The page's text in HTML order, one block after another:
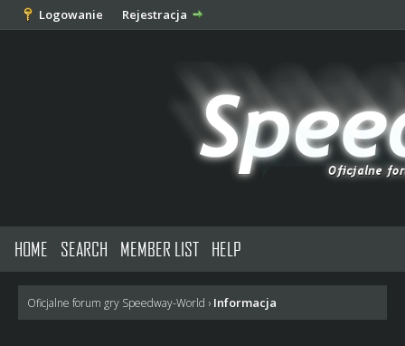
Logowanie Rejestracja
HOME SEARCH MEMBER LIST HELP
Oficjalne forum gry Speedway-World › Informacja